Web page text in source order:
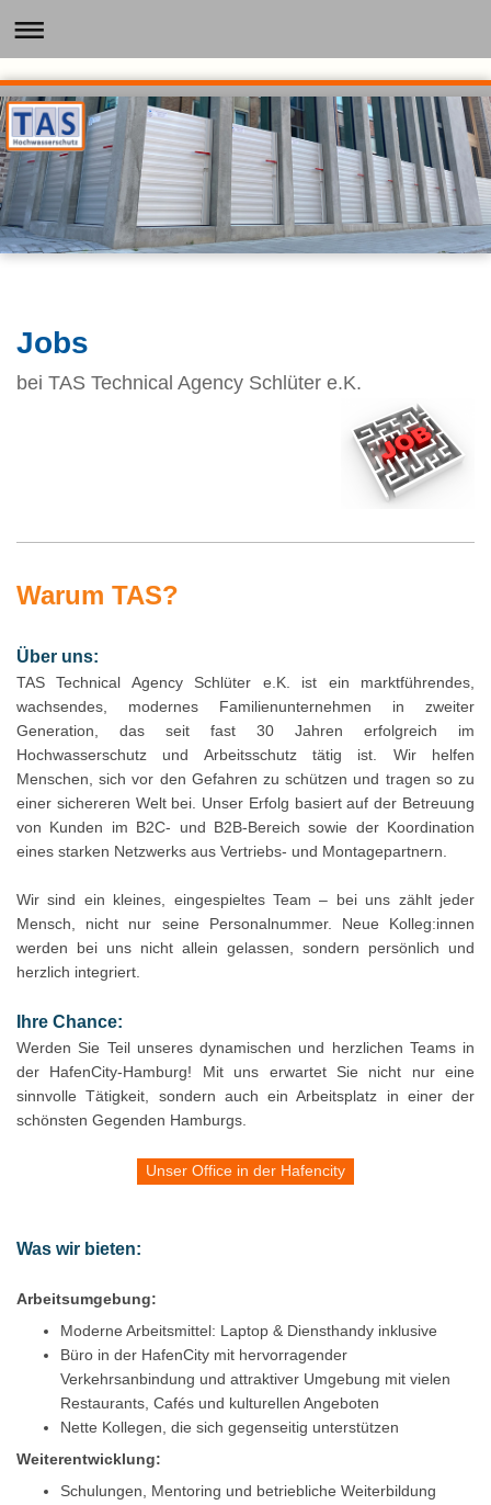
Jobs
bei TAS Technical Agency Schlüter e.K.
Warum TAS?
Über uns:
TAS Technical Agency Schlüter e.K. ist ein marktführendes,
wachsendes, modernes Familienunternehmen in zweiter
Generation, das seit fast 30 Jahren erfolgreich im
Hochwasserschutz und Arbeitsschutz tätig ist. Wir helfen
Menschen, sich vor den Gefahren zu schützen und tragen so zu
einer sichereren Welt bei. Unser Erfolg basiert auf der Betreuung
von Kunden im B2C- und B2B-Bereich sowie der Koordination
eines starken Netzwerks aus Vertriebs- und Montagepartnern.
Wir sind ein kleines, eingespieltes Team – bei uns zählt jeder
Mensch, nicht nur seine Personalnummer. Neue Kolleg:innen
werden bei uns nicht allein gelassen, sondern persönlich und
herzlich integriert.
Ihre Chance:
Werden Sie Teil unseres dynamischen und herzlichen Teams in
der HafenCity-Hamburg! Mit uns erwartet Sie nicht nur eine
sinnvolle Tätigkeit, sondern auch ein Arbeitsplatz in einer der
schönsten Gegenden Hamburgs.
Unser Office in der Hafencity
Was wir bieten:
Arbeitsumgebung:
Moderne Arbeitsmittel: Laptop & Diensthandy inklusive
Büro in der HafenCity mit hervorragender
Verkehrsanbindung und attraktiver Umgebung mit vielen
Restaurants, Cafés und kulturellen Angeboten
Nette Kollegen, die sich gegenseitig unterstützen
Weiterentwicklung:
Schulungen, Mentoring und betriebliche Weiterbildung